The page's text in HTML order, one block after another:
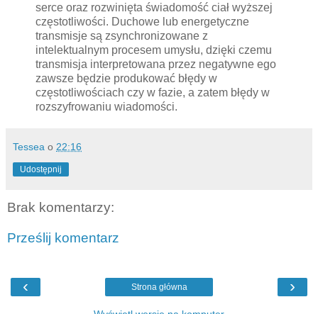
serce oraz rozwinięta świadomość ciał wyższej
częstotliwości. Duchowe lub energetyczne
transmisje są zsynchronizowane z
intelektualnym procesem umysłu, dzięki czemu
transmisja interpretowana przez negatywne ego
zawsze będzie produkować błędy w
częstotliwościach czy w fazie, a zatem błędy w
rozszyfrowaniu wiadomości.
Tessea o 22:16
Udostępnij
Brak komentarzy:
Prześlij komentarz
‹ ›
Strona główna